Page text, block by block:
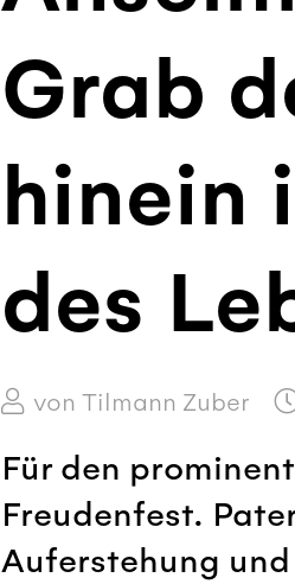
Grab
hinein
des
von Tilmann Zuber
Für den
Freudenfest.
Auferstehung